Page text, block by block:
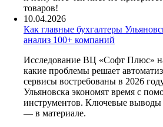
товаров!
10.04.2026
Как главные бухгалтеры
анализ 100+ компаний
Исследование ВЦ «Софт Плюс»
какие проблемы решает
сервисы востребованы в 2026
Ульяновска экономят время с
инструментов. Ключевые выводы
— в материале.